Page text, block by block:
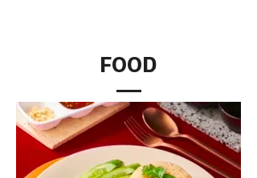
FOOD